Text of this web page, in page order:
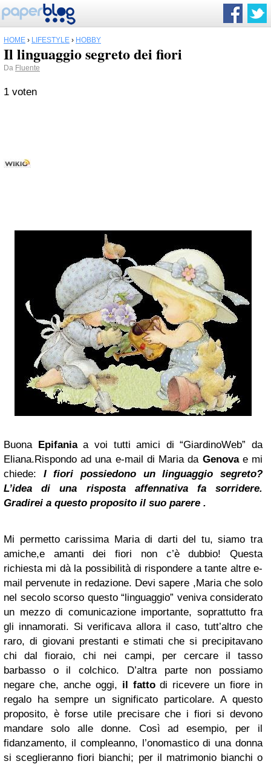
HOME › LIFESTYLE › HOBBY
Il linguaggio segreto dei fiori
Da Fluente
1 voten
Buona Epifaniaa voi tutti amici di “GiardinoWeb” da
Eliana.Rispondo ad una e-mail di Maria da Genovae mi
chiede:
I fiori possiedono un linguaggio segreto?
L’idea di una risposta affennativa fa sorridere.
Gradirei a questo proposito il suo parere .
Mi permetto carissima Maria di darti del tu, siamo tra
amiche,e amanti dei fiori non c’è dubbio! Questa
richiesta mi dà la possibilità di rispondere a tante altre e-
mail pervenute in redazione. Devi sapere ,Maria che solo
nel secolo scorso questo “linguaggio” veniva considerato
un mezzo di comunicazione importante, soprattutto fra
gli innamorati. Si verificava allora il caso, tutt’altro che
raro, di giovani prestanti e stimati che si precipitavano
chi dal fioraio, chi nei campi, per cercare il tasso
barbasso o il colchico. D’altra parte non possiamo
negare che, anche oggi, il fattodi ricevere un fiore in
regalo ha sempre un significato particolare. A questo
proposito, è forse utile precisare che i fiori si devono
mandare solo alle donne. Così ad esempio, per il
fidanzamento, il compleanno, l’onomastico di una donna
si sceglieranno fiori bianchi; per il matrimonio bianchi o